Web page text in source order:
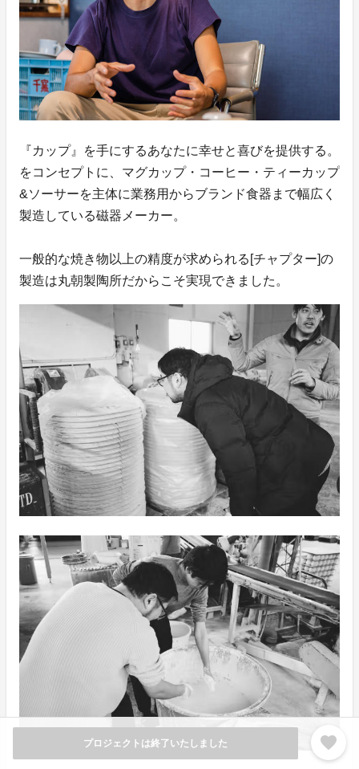
プロジェクトは終了いたしました favorite
『カップ』を手にするあなたに幸せと喜びを提供する。
をコンセプトに、マグカップ・コーヒー・ティーカップ
&ソーサーを主体に業務用からブランド食器まで幅広く
製造している磁器メーカー。
一般的な焼き物以上の精度が求められる[チャプター]の
製造は丸朝製陶所だからこそ実現できました。